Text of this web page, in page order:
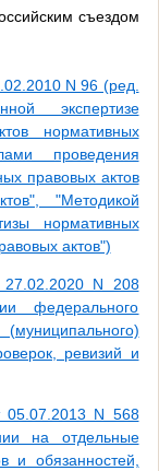
съездом
N 96 (ред.
экспертизе
нормативных
проведения
правовых актов
"Методикой
нормативных
актов")
27.02.2020 N 208
федерального
(муниципального)
ревизий и
05.07.2013 N 568
на отдельные
и обязанностей,